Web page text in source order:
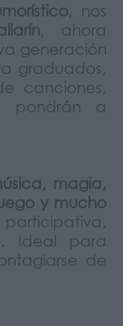
, nos
, ahora
generación
graduados,
canciones,
pondrán a
magia,
y mucho
Ideal para
de